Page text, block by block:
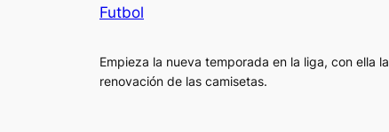
Futbol
Empieza la nueva temporada en la liga, con ella la
renovación de las camisetas.